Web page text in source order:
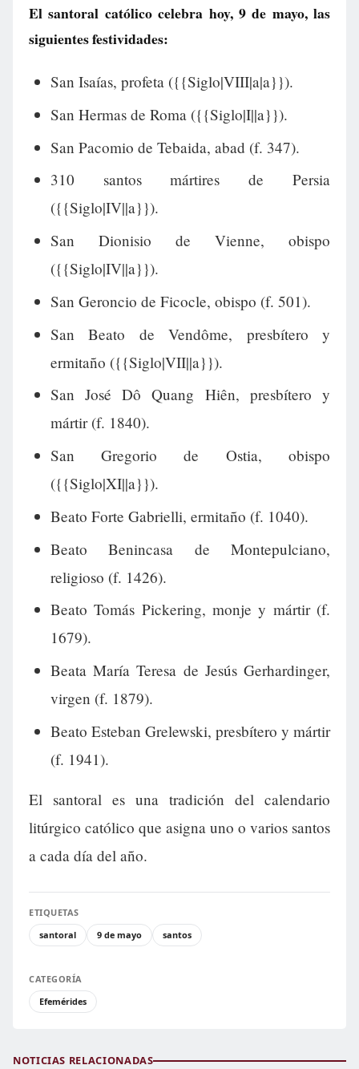
El santoral católico celebra hoy, 9 de mayo, las
siguientes festividades:
San Isaías, profeta ({{Siglo|VIII|a|a}}).
San Hermas de Roma ({{Siglo|I||a}}).
San Pacomio de Tebaida, abad (f. 347).
310 santos mártires de Persia
({{Siglo|IV||a}}).
San Dionisio de Vienne, obispo
({{Siglo|IV||a}}).
San Geroncio de Ficocle, obispo (f. 501).
San Beato de Vendôme, presbítero y
ermitaño ({{Siglo|VII||a}}).
San José Dô Quang Hiên, presbítero y
mártir (f. 1840).
San Gregorio de Ostia, obispo
({{Siglo|XI||a}}).
Beato Forte Gabrielli, ermitaño (f. 1040).
Beato Benincasa de Montepulciano,
religioso (f. 1426).
Beato Tomás Pickering, monje y mártir (f.
1679).
Beata María Teresa de Jesús Gerhardinger,
virgen (f. 1879).
Beato Esteban Grelewski, presbítero y mártir
(f. 1941).
El santoral es una tradición del calendario
litúrgico católico que asigna uno o varios santos
a cada día del año.
ETIQUETAS
santoral
9 de mayo santos
CATEGORÍA
Efemérides
NOTICIAS RELACIONADAS